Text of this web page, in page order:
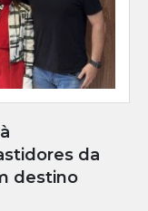
da
destino